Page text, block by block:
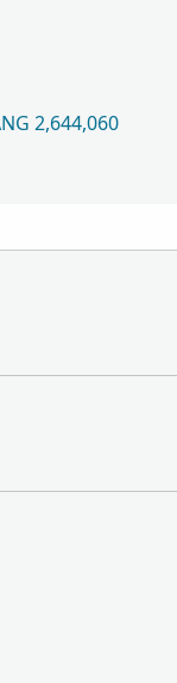
2,644,060